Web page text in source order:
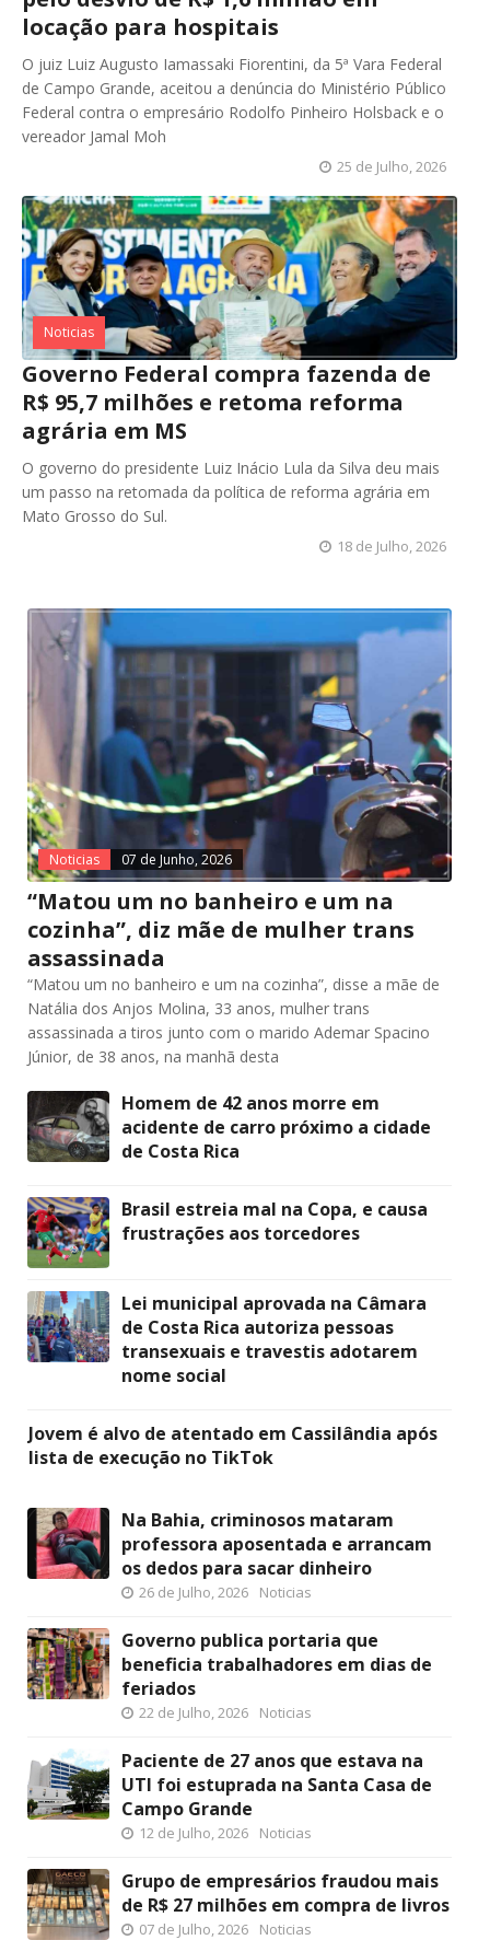
locação para hospitais
O juiz Luiz Augusto Iamassaki Fiorentini, da 5ª Vara Federal
de Campo Grande, aceitou a denúncia do Ministério Público
Federal contra o empresário Rodolfo Pinheiro Holsback e o
vereador Jamal Moh
25 de Julho, 2026
Noticias
Governo Federal compra fazenda de
R$ 95,7 milhões e retoma reforma
agrária em MS
O governo do presidente Luiz Inácio Lula da Silva deu mais
um passo na retomada da política de reforma agrária em
Mato Grosso do Sul.
18 de Julho, 2026
Noticias 07 de Junho, 2026
“Matou um no banheiro e um na
cozinha”, diz mãe de mulher trans
assassinada
“Matou um no banheiro e um na cozinha”, disse a mãe de
Natália dos Anjos Molina, 33 anos, mulher trans
assassinada a tiros junto com o marido Ademar Spacino
Júnior, de 38 anos, na manhã desta
Homem de 42 anos morre em
acidente de carro próximo a cidade
de Costa Rica
Brasil estreia mal na Copa, e causa
frustrações aos torcedores
Lei municipal aprovada na Câmara
de Costa Rica autoriza pessoas
transexuais e travestis adotarem
nome social
Jovem é alvo de atentado em Cassilândia após
lista de execução no TikTok
Na Bahia, criminosos mataram
professora aposentada e arrancam
os dedos para sacar dinheiro
26 de Julho, 2026 Noticias
Governo publica portaria que
beneficia trabalhadores em dias de
feriados
22 de Julho, 2026 Noticias
Paciente de 27 anos que estava na
UTI foi estuprada na Santa Casa de
Campo Grande
12 de Julho, 2026 Noticias
Grupo de empresários fraudou mais
de R$ 27 milhões em compra de livros
07 de Julho, 2026 Noticias